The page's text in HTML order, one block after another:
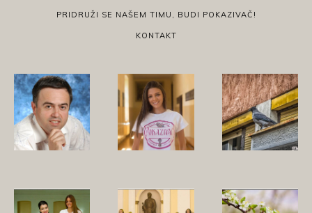
PRIDRUŽI SE NAŠEM TIMU, BUDI POKAZIVAČ!
KONTAKT